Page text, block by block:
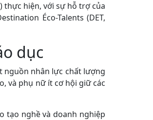
thực hiện, với sự hỗ trợ của
Éco-Talents (DET,
dục
nguồn nhân lực chất lượng
và phụ nữ ít cơ hội giữ các
tạo nghề và doanh nghiệp